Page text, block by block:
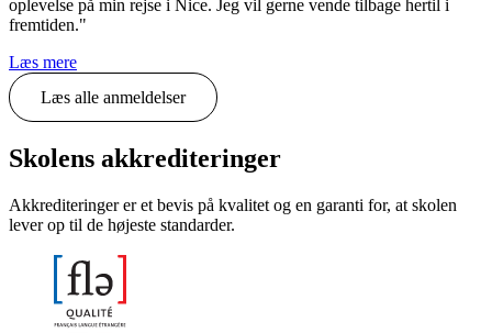
oplevelse på min rejse i Nice. Jeg vil gerne vende tilbage hertil i
fremtiden."
Læs mere
Læs alle anmeldelser
Skolens akkrediteringer
Akkrediteringer er et bevis på kvalitet og en garanti for, at skolen
lever op til de højeste standarder.